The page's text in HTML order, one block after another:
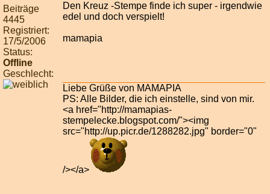
Beiträge
4445
Registriert:
17/5/2006
Status:
Offline
Geschlecht:
Den Kreuz -Stempe finde ich super - irgendwie
edel und doch verspielt!
mamapia
Liebe Grüße von MAMAPIA
PS: Alle Bilder, die ich einstelle, sind von mir.
<a href="http://mamapias-
stempelecke.blogspot.com/"><img
src="http://up.picr.de/1288282.jpg" border="0"
/></a>